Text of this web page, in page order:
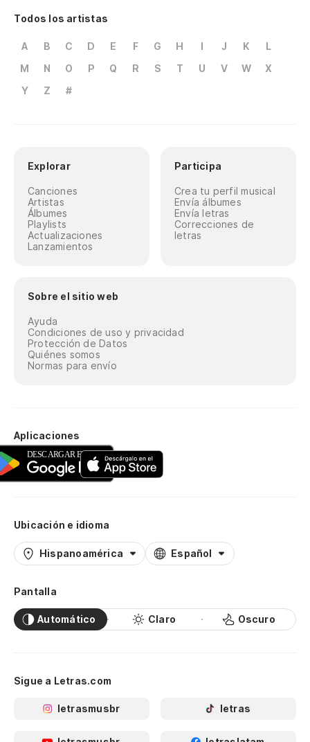
Todos los artistas
A B C D E F G H I J K
L
M
N O P Q R S T U V W
X
Y
Z #
Explorar
Canciones
Artistas
Álbumes
Playlists
Actualizaciones
Lanzamientos
Participa
Crea tu perfil musical
Envía álbumes
Envía letras
Correcciones de
letras
Sobre el sitio web
Ayuda
Condiciones de uso y privacidad
Protección de Datos
Quiénes somos
Normas para envío
Aplicaciones
Ubicación e idioma
Hispanoamérica Español
Pantalla
Automático Claro Oscuro
Sigue a Letras.com
letrasmusbr letras